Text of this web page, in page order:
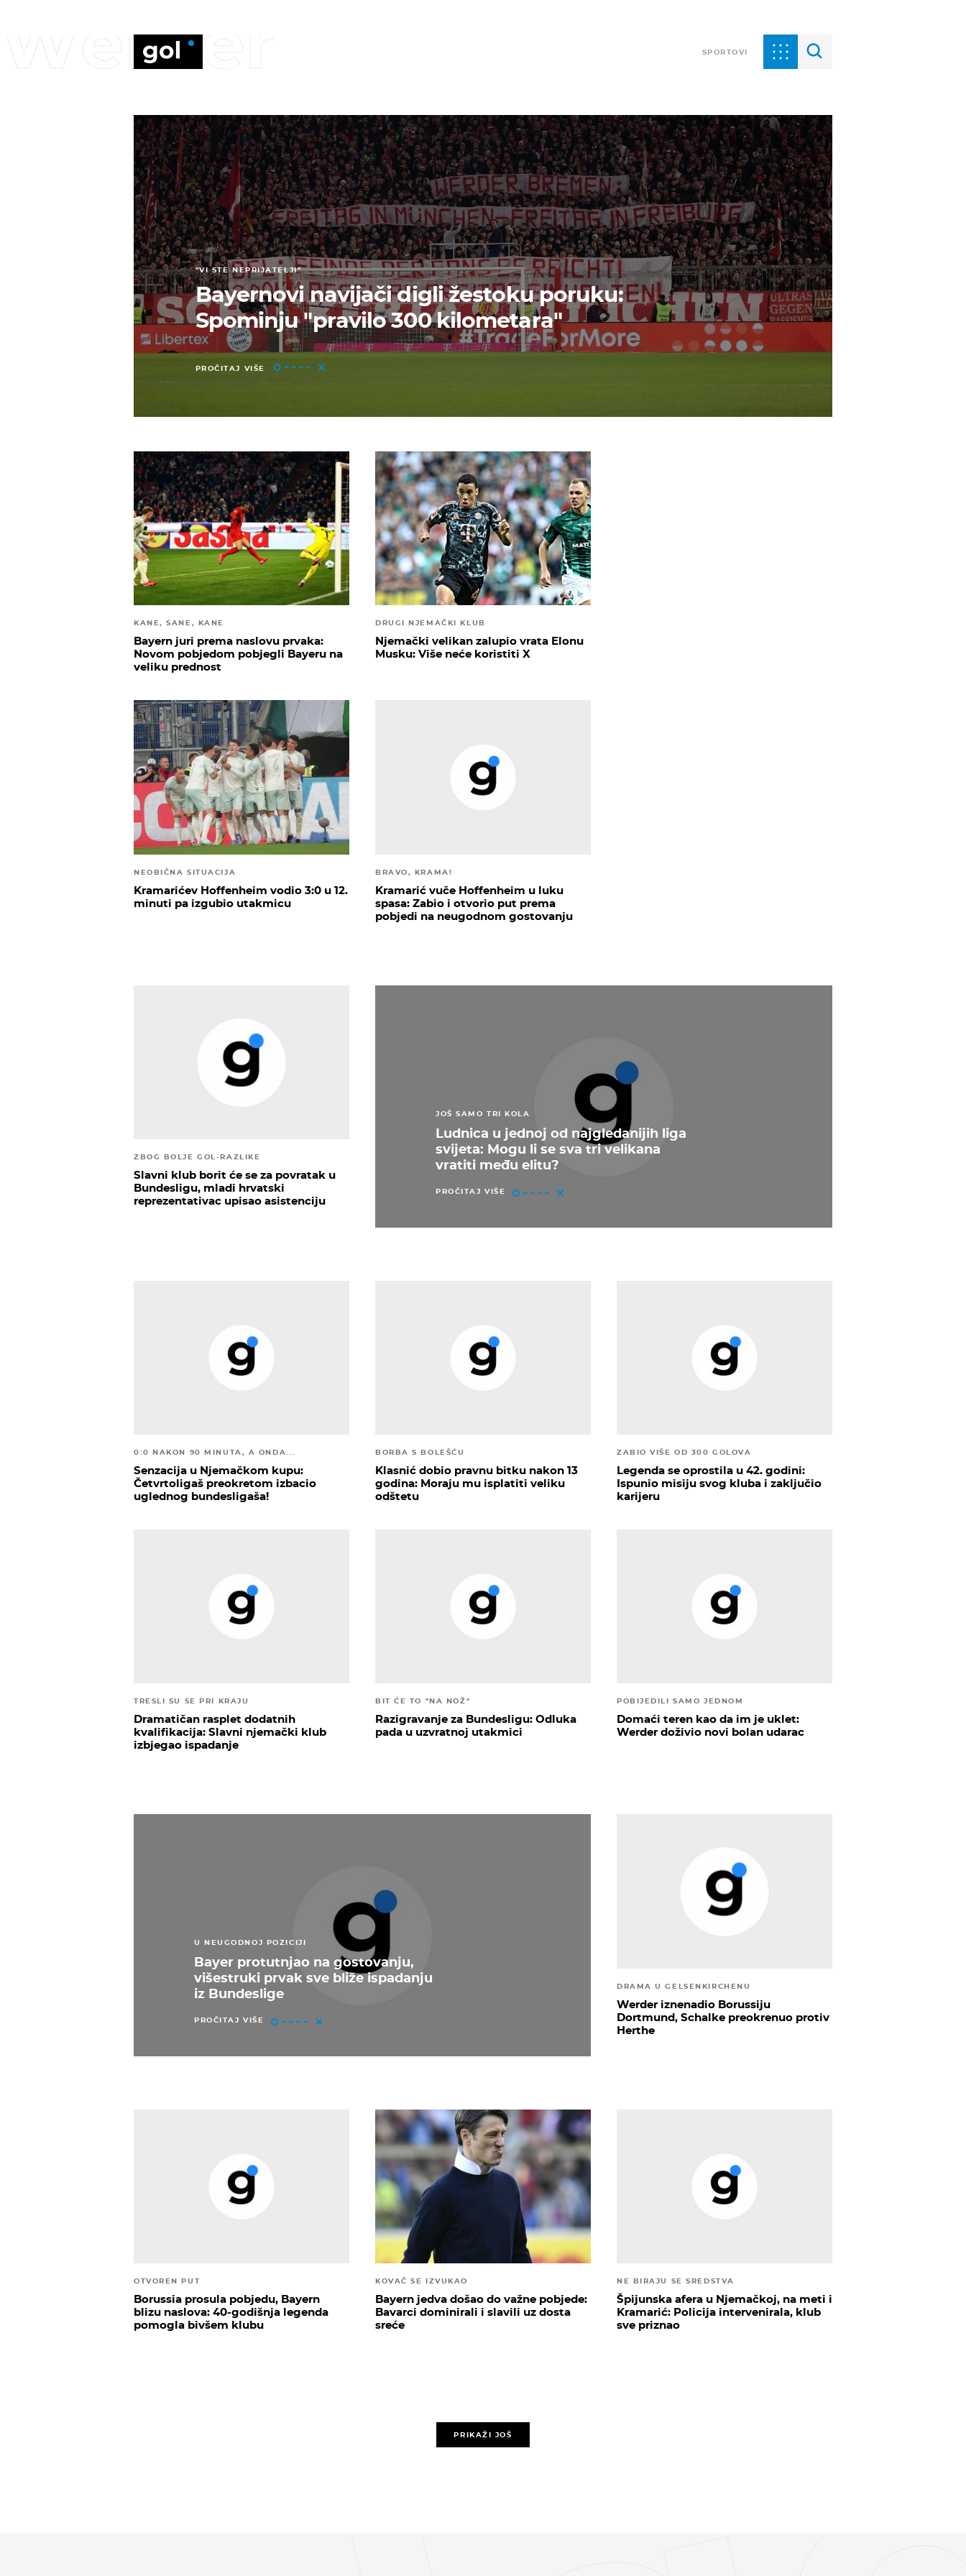
SPORTOVI
Werder
"VI STE NEPRIJATELJI"
Bayernovi navijači digli žestoku poruku:
Spominju "pravilo 300 kilometara"
PROČITAJ VIŠE
KANE, SANE, KANE
Bayern juri prema naslovu prvaka:
Novom pobjedom pobjegli Bayeru na
veliku prednost
DRUGI NJEMAČKI KLUB
Njemački velikan zalupio vrata Elonu
Musku: Više neće koristiti X
NEOBIČNA SITUACIJA
Kramarićev Hoffenheim vodio 3:0 u 12.
minuti pa izgubio utakmicu
BRAVO, KRAMA!
Kramarić vuče Hoffenheim u luku
spasa: Zabio i otvorio put prema
pobjedi na neugodnom gostovanju
ZBOG BOLJE GOL-RAZLIKE
Slavni klub borit će se za povratak u
Bundesligu, mladi hrvatski
reprezentativac upisao asistenciju
JOŠ SAMO TRI KOLA
Ludnica u jednoj od najgledanijih liga
svijeta: Mogu li se sva tri velikana
vratiti među elitu?
PROČITAJ VIŠE
0:0 NAKON 90 MINUTA, A ONDA...
Senzacija u Njemačkom kupu:
Četvrtoligaš preokretom izbacio
uglednog bundesligaša!
BORBA S BOLEŠĆU
Klasnić dobio pravnu bitku nakon 13
godina: Moraju mu isplatiti veliku
odštetu
ZABIO VIŠE OD 300 GOLOVA
Legenda se oprostila u 42. godini:
Ispunio misiju svog kluba i zaključio
karijeru
TRESLI SU SE PRI KRAJU
Dramatičan rasplet dodatnih
kvalifikacija: Slavni njemački klub
izbjegao ispadanje
BIT ĆE TO "NA NOŽ"
Razigravanje za Bundesligu: Odluka
pada u uzvratnoj utakmici
POBIJEDILI SAMO JEDNOM
Domaći teren kao da im je uklet:
Werder doživio novi bolan udarac
U NEUGODNOJ POZICIJI
Bayer protutnjao na gostovanju,
višestruki prvak sve bliže ispadanju
iz Bundeslige
PROČITAJ VIŠE
DRAMA U GELSENKIRCHENU
Werder iznenadio Borussiju
Dortmund, Schalke preokrenuo protiv
Herthe
OTVOREN PUT
Borussia prosula pobjedu, Bayern
blizu naslova: 40-godišnja legenda
pomogla bivšem klubu
KOVAČ SE IZVUKAO
Bayern jedva došao do važne pobjede:
Bavarci dominirali i slavili uz dosta
sreće
NE BIRAJU SE SREDSTVA
Špijunska afera u Njemačkoj, na meti i
Kramarić: Policija intervenirala, klub
sve priznao
PRIKAŽI JOŠ